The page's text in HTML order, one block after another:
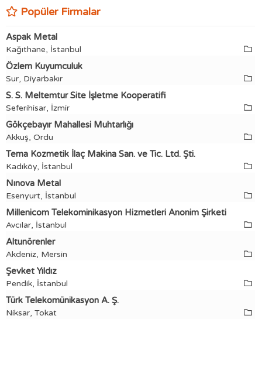
Popüler Firmalar
Aspak Metal
Kağıthane, İstanbul
Özlem Kuyumculuk
Sur, Diyarbakır
S. S. Meltemtur Site İşletme Kooperatifi
Seferihisar, İzmir
Gökçebayır Mahallesi Muhtarlığı
Akkuş, Ordu
Tema Kozmetik İlaç Makina San. ve Tic. Ltd. Şti.
Kadıköy, İstanbul
Nınova Metal
Esenyurt, İstanbul
Millenicom Telekominikasyon Hizmetleri Anonim Şirketi
Avcılar, İstanbul
Altunörenler
Akdeniz, Mersin
Şevket Yıldız
Pendik, İstanbul
Türk Telekomünikasyon A. Ş.
Niksar, Tokat